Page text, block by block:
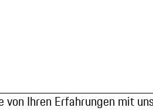
von Ihren Erfahrungen mit